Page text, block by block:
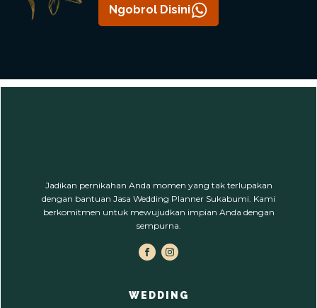
Ngobrol Disini
Jadikan pernikahan Anda momen yang tak terlupakan
dengan bantuan Jasa Wedding Planner Sukabumi. Kami
berkomitmen untuk mewujudkan impian Anda dengan
sempurna.
WEDDING